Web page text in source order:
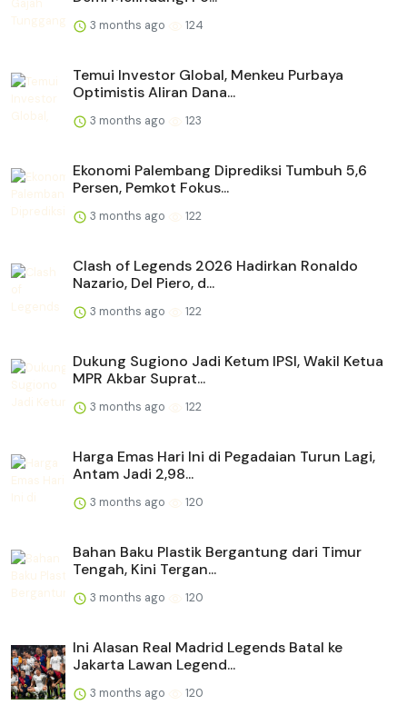
3 months ago 124
Temui Investor Global, Menkeu Purbaya
Optimistis Aliran Dana...
3 months ago 123
Ekonomi Palembang Diprediksi Tumbuh 5,6
Persen, Pemkot Fokus...
3 months ago 122
Clash of Legends 2026 Hadirkan Ronaldo
Nazario, Del Piero, d...
3 months ago 122
Dukung Sugiono Jadi Ketum IPSI, Wakil Ketua
MPR Akbar Suprat...
3 months ago 122
Harga Emas Hari Ini di Pegadaian Turun Lagi,
Antam Jadi 2,98...
3 months ago 120
Bahan Baku Plastik Bergantung dari Timur
Tengah, Kini Tergan...
3 months ago 120
Ini Alasan Real Madrid Legends Batal ke
Jakarta Lawan Legend...
3 months ago 120